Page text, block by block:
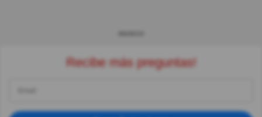
Recibe más preguntas!